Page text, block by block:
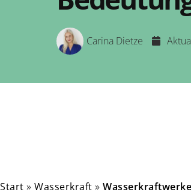
Carina Dietze
Start » Wasserkraft »